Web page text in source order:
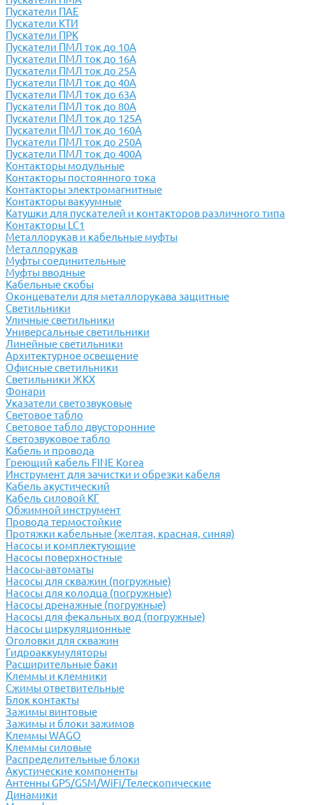
Пускатели ПАЕ
Пускатели КТИ
Пускатели ПРК
Пускатели ПМЛ ток до 10А
Пускатели ПМЛ ток до 16А
Пускатели ПМЛ ток до 25А
Пускатели ПМЛ ток до 40А
Пускатели ПМЛ ток до 63А
Пускатели ПМЛ ток до 80А
Пускатели ПМЛ ток до 125А
Пускатели ПМЛ ток до 160А
Пускатели ПМЛ ток до 250А
Пускатели ПМЛ ток до 400А
Контакторы модульные
Контакторы постоянного тока
Контакторы электромагнитные
Контакторы вакуумные
Катушки для пускателей и контакторов различного типа
Контакторы LC1
Металлорукав и кабельные муфты
Металлорукав
Муфты соединительные
Муфты вводные
Кабельные скобы
Оконцеватели для металлорукава защитные
Светильники
Уличные светильники
Универсальные светильники
Линейные светильники
Архитектурное освещение
Офисные светильники
Светильники ЖКХ
Фонари
Указатели светозвуковые
Световое табло
Световое табло двусторонние
Светозвуковое табло
Кабель и провода
Греющий кабель FINE Korea
Инструмент для зачистки и обрезки кабеля
Кабель акустический
Кабель силовой КГ
Обжимной инструмент
Провода термостойкие
Протяжки кабельные (желтая, красная, синяя)
Насосы и комплектующие
Насосы поверхностные
Насосы-автоматы
Насосы для скважин (погружные)
Насосы для колодца (погружные)
Насосы дренажные (погружные)
Насосы для фекальных вод (погружные)
Насосы циркуляционные
Оголовки для скважин
Гидроаккумуляторы
Расширительные баки
Клеммы и клемники
Cжимы ответвительные
Блок контакты
Зажимы винтовые
Зажимы и блоки зажимов
Клеммы WAGO
Клеммы силовые
Распределительные блоки
Акустические компоненты
Антенны GPS/GSM/WiFi/Телескопические
Динамики